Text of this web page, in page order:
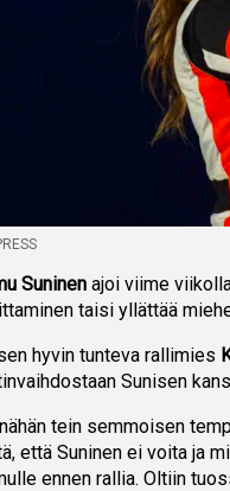
Suninen ajoi viime
taisi yllättää
hyvin tunteva rallimies
Sunisen
tein semmoisen
että Suninen ei voita ja
ennen rallia. Oltiin